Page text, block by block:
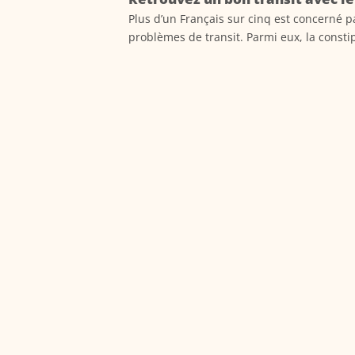
Plus d’un Français sur cinq est concerné
problèmes de transit. Parmi eux, la